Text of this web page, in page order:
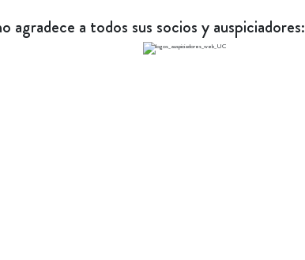
a todos sus socios y auspiciadores: